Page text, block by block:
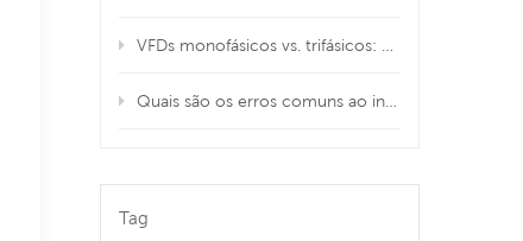
VFDs monofásicos vs. trifásicos: qual é o melhor para o seu equipamento?
Quais são os erros comuns ao instalar um VFD e como evitá-los?
Tag